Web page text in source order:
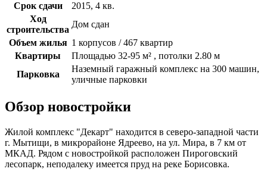
Срок сдачи
2015, 4 кв.
Ход
строительства
Дом сдан
Объем жилья 1 корпусов / 467 квартир
Квартиры
Площадью 32-95 м² , потолки 2.80 м
Парковка
Наземный гаражный комплекс на 300 машин,
уличные парковки
Обзор новостройки
Жилой комплекс "Декарт" находится в северо-западной части
г. Мытищи, в микрорайоне Ядреево, на ул. Мира, в 7 км от
МКАД. Рядом с новостройкой расположен Пироговский
лесопарк, неподалеку имеется пруд на реке Борисовка.